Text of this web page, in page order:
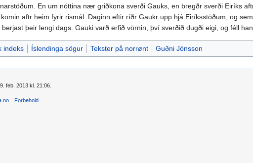
En um nóttina nær griðkona sverði Gauks, en bregðr sverði Eiríks
aftr heim fyrir rismál. Daginn eftir ríðr Gaukr upp hjá Eiríksstöðum, og
þeir lengi dags. Gauki varð erfið vörnin, því sverðið dugði eigi, og féll
indeks Íslendinga sögur Tekster på norrønt Guðni Jónsson
feb. 2013 kl. 21:06.
Forbehold